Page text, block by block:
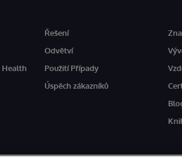
Health
Řešení
Odvětví
Použití Případy
Úspěch zákazníků